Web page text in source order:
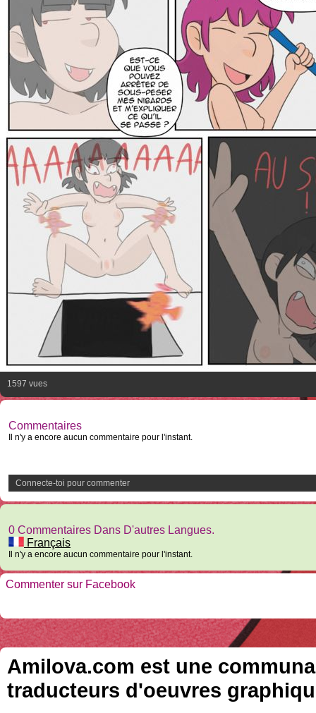
1597 vues
Commentaires
Il n'y a encore aucun commentaire pour l'instant.
Connecte-toi pour commenter
0 Commentaires Dans D'autres Langues.
Français
Il n'y a encore aucun commentaire pour l'instant.
Commenter sur Facebook
Amilova.com est une
traducteurs d'oeuvres